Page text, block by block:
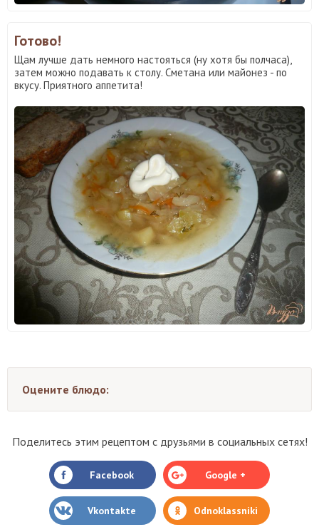
Готово!
Щам лучше дать немного настояться (ну хотя бы полчаса),
затем можно подавать к столу. Сметана или майонез - по
вкусу. Приятного аппетита!
Оцените блюдо:
Поделитесь этим рецептом с друзьями в социальных сетях!
Facebook Google +
Vkontakte Odnoklassniki